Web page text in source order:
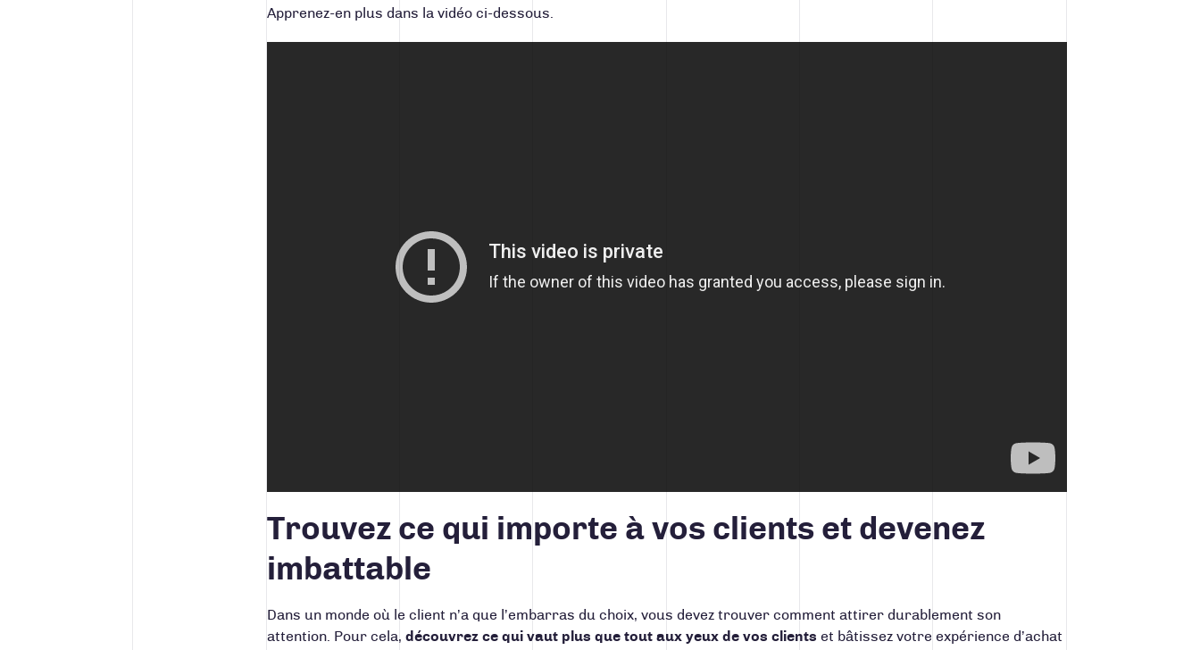
Apprenez-en plus dans la vidéo ci-dessous.
Trouvez ce qui importe à vos clients et devenez
imbattable
Dans un monde où le client n’a que l’embarras du choix, vous devez trouver comment attirer durablement son
attention. Pour cela, découvrez ce qui vaut plus que tout aux yeux de vos clients et bâtissez votre expérience d’achat